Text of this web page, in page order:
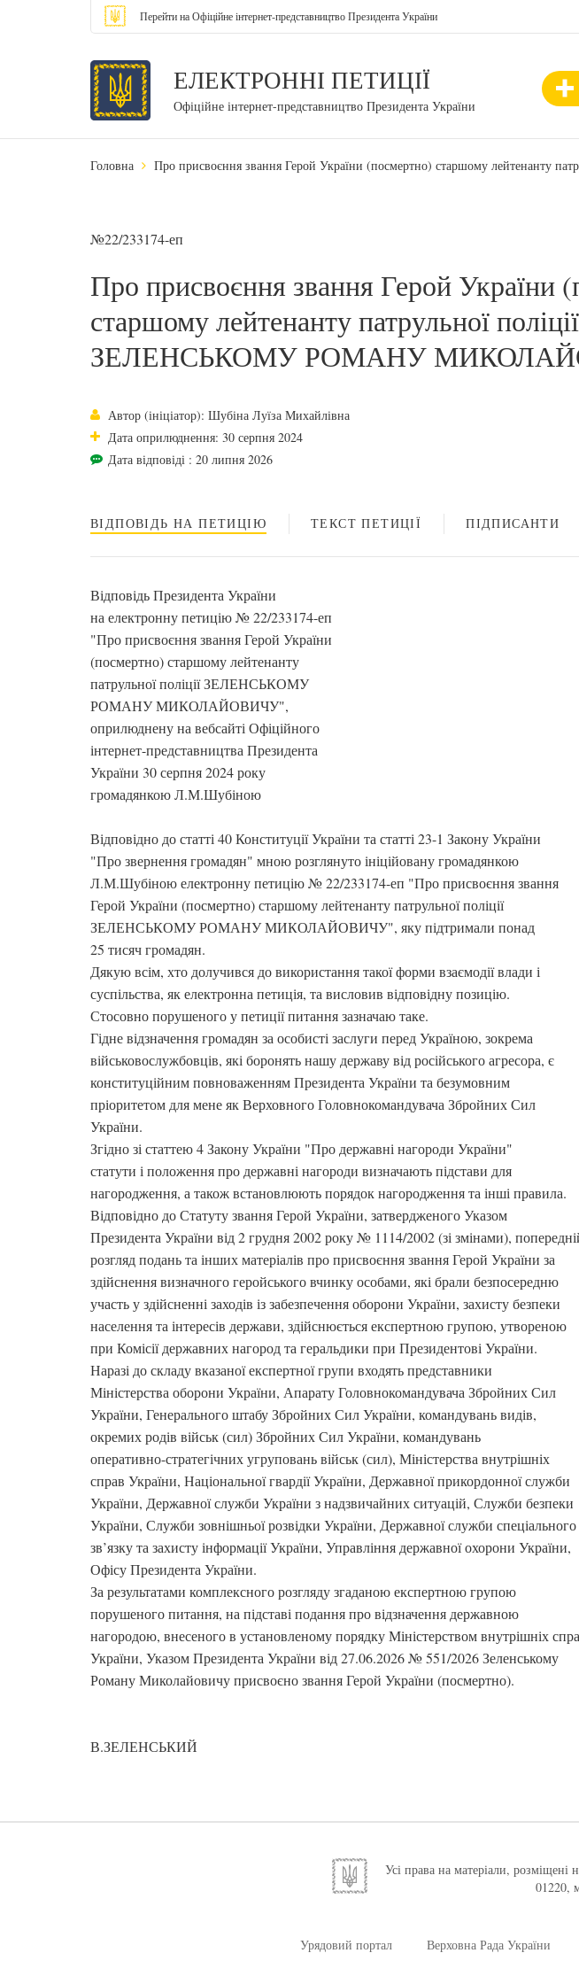
Перейти на Офіційне інтернет-представництво Президента України
ЕЛЕКТРОННІ ПЕТИЦІЇ
Офіційне інтернет-представництво Президента України
Головна Про присвоєння звання Герой України (посмертно) старшому
№22/233174-еп
Про присвоєння звання Герой України
старшому лейтенанту патрульної поліції
ЗЕЛЕНСЬКОМУ РОМАНУ
Автор (ініціатор): Шубіна Луїза Михайлівна
Дата оприлюднення: 30 серпня 2024
Дата відповіді : 20 липня 2026
ВІДПОВІДЬ НА ПЕТИЦІЮ ТЕКСТ ПЕТИЦІЇ ПІДПИСАНТИ
Відповідь Президента України
на електронну петицію № 22/233174-еп
"Про присвоєння звання Герой України
(посмертно) старшому лейтенанту
патрульної поліції ЗЕЛЕНСЬКОМУ
РОМАНУ МИКОЛАЙОВИЧУ",
оприлюднену на вебсайті Офіційного
інтернет-представництва Президента
України 30 серпня 2024 року
громадянкою Л.М.Шубіною
Відповідно до статті 40 Конституції України та статті 23-1 Закону України
"Про звернення громадян" мною розглянуто ініційовану громадянкою
Л.М.Шубіною електронну петицію № 22/233174-еп "Про присвоєння звання
Герой України (посмертно) старшому лейтенанту патрульної поліції
ЗЕЛЕНСЬКОМУ РОМАНУ МИКОЛАЙОВИЧУ", яку підтримали понад
25 тисяч громадян.
Дякую всім, хто долучився до використання такої форми взаємодії влади і
суспільства, як електронна петиція, та висловив відповідну позицію.
Стосовно порушеного у петиції питання зазначаю таке.
Гідне відзначення громадян за особисті заслуги перед Україною, зокрема
військовослужбовців, які боронять нашу державу від російського агресора, є
конституційним повноваженням Президента України та безумовним
пріоритетом для мене як Верховного Головнокомандувача Збройних Сил
України.
Згідно зі статтею 4 Закону України "Про державні нагороди України"
статути і положення про державні нагороди визначають підстави для
нагородження, а також встановлюють порядок нагородження та інші правила.
Відповідно до Статуту звання Герой України, затвердженого Указом
Президента України від 2 грудня 2002 року № 1114/2002 (зі змінами),
розгляд подань та інших матеріалів про присвоєння звання Герой України за
здійснення визначного геройського вчинку особами, які брали безпосередню
участь у здійсненні заходів із забезпечення оборони України, захисту безпеки
населення та інтересів держави, здійснюється експертною групою, утвореною
при Комісії державних нагород та геральдики при Президентові України.
Наразі до складу вказаної експертної групи входять представники
Міністерства оборони України, Апарату Головнокомандувача Збройних Сил
України, Генерального штабу Збройних Сил України, командувань видів,
окремих родів військ (сил) Збройних Сил України, командувань
оперативно-стратегічних угруповань військ (сил), Міністерства внутрішніх
справ України, Національної гвардії України, Державної прикордонної служби
України, Державної служби України з надзвичайних ситуацій, Служби безпеки
України, Служби зовнішньої розвідки України, Державної служби спеціального
зв’язку та захисту інформації України, Управління державної охорони України,
Офісу Президента України.
За результатами комплексного розгляду згаданою експертною групою
порушеного питання, на підставі подання про відзначення державною
нагородою, внесеного в установленому порядку Міністерством внутрішніх
України, Указом Президента України від 27.06.2026 № 551/2026 Зеленському
Роману Миколайовичу присвоєно звання Герой України (посмертно).
В.ЗЕЛЕНСЬКИЙ
Усі права на матеріали,
01220,
Урядовий портал Верховна Рада України